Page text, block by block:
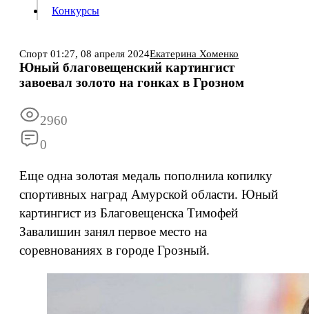
Все новости
Конкурсы
Спорт 01:27, 08 апреля 2024Екатерина Хоменко
Юный благовещенский картингист
завоевал золото на гонках в Грозном
2960
0
Еще одна золотая медаль пополнила копилку
спортивных наград Амурской области. Юный
картингист из Благовещенска Тимофей
Завалишин занял первое место на
соревнованиях в городе Грозный.